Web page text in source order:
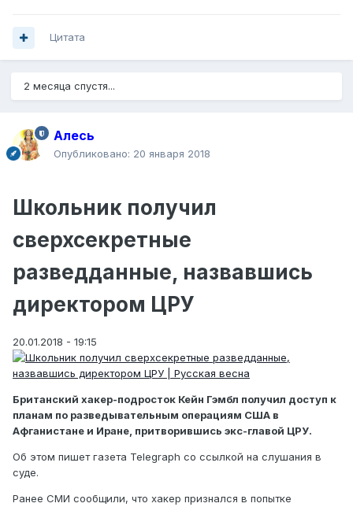
Цитата
2 месяца спустя...
Алесь
Опубликовано: 20 января 2018
Школьник получил
сверхсекретные
разведданные, назвавшись
директором ЦРУ
20.01.2018 - 19:15
Британский хакер-подросток Кейн Гэмбл получил доступ к
планам по разведывательным операциям США в
Афганистане и Иране, притворившись экс-главой ЦРУ.
Об этом пишет газета Telegraph со ссылкой на слушания в
суде.
Ранее СМИ сообщили, что хакер признался в попытке